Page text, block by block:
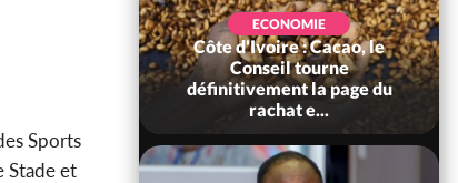
Sports
Stade et
ECONOMIE
Côte d'Ivoire : Cacao, le
Conseil tourne
définitivement la page du
rachat e...